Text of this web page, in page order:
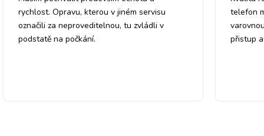
rychlost. Opravu, kterou v jiném servisu
označili za neproveditelnou, tu zvládli v
podstatě na počkání.
telefon
přistup